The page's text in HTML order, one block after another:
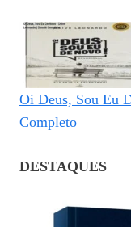
Oi Deus, Sou Eu
Completo
DESTAQUES